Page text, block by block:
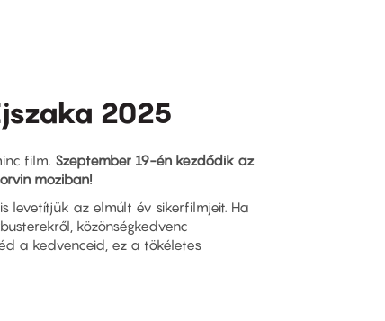
2025
film. Szeptember 19-én kezdődik az
moziban!
levetítjük az elmúlt év sikerfilmjeit. Ha
közönségkedvenc
a kedvenceid, ez a tökéletes